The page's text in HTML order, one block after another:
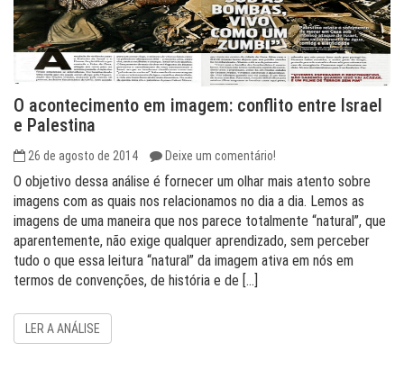
O acontecimento em imagem: conflito entre Israel
e Palestina
26 de agosto de 2014 Deixe um comentário!
O objetivo dessa análise é fornecer um olhar mais atento sobre
imagens com as quais nos relacionamos no dia a dia. Lemos as
imagens de uma maneira que nos parece totalmente “natural”, que
aparentemente, não exige qualquer aprendizado, sem perceber
tudo o que essa leitura “natural” da imagem ativa em nós em
termos de convenções, de história e de […]
LER A ANÁLISE